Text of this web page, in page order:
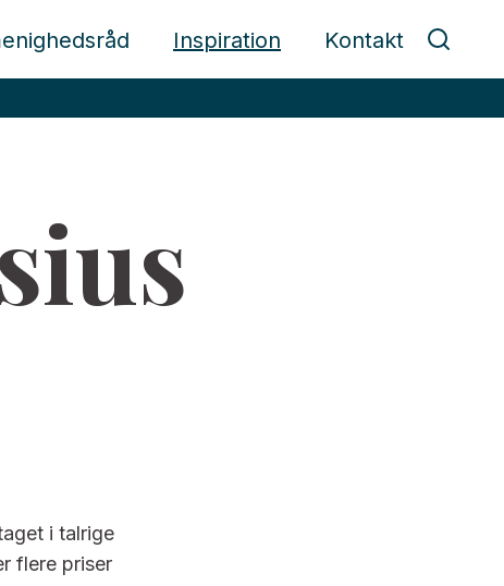
Inspiration Kontakt
i talrige
flere priser